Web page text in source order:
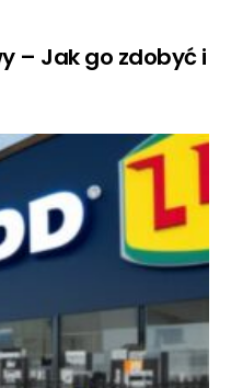
– Jak go zdobyć i